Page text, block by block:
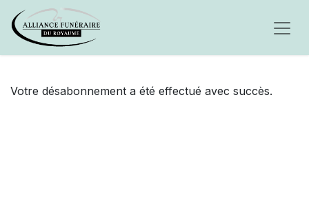
Votre désabonnement a été effectué avec succès.